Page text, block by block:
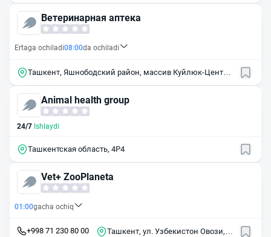
Ветеринарная аптека
Ertaga ochiladi08:00da ochiladi
Ташкент, Яшнободский район, массив Куйлюк-Центр,
Animal health group
24/7 Ishlaydi
Ташкентская область, 4Р4
Vet+ ZooPlaneta
01:00gacha ochiq
+998 71 230 80 00
Ташкент, ул. Узбекистон Овози,